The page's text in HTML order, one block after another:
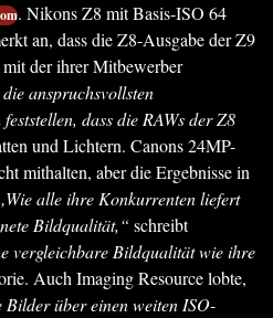
. Nikons Z8 mit Basis-ISO 64
an, dass die Z8-Ausgabe der Z9
der ihrer Mitbewerber
anspruchsvollsten
dass die RAWs der Z8
und Lichtern. Canons 24MP-
mithalten, aber die Ergebnisse in
alle ihre Konkurrenten liefert
Bildqualität,“ schreibt
vergleichbare Bildqualität wie ihre
Auch Imaging Resource lobte,
Bilder über einen weiten ISO-